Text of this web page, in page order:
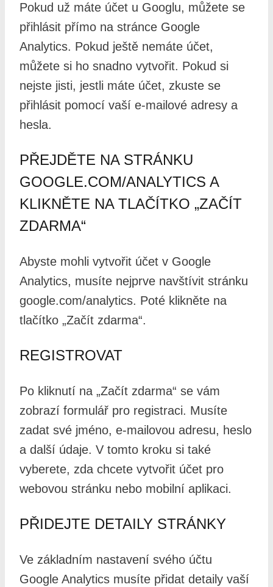
Pokud už máte účet u Googlu, můžete se
přihlásit přímo na stránce Google
Analytics. Pokud ještě nemáte účet,
můžete si ho snadno vytvořit. Pokud si
nejste jisti, jestli máte účet, zkuste se
přihlásit pomocí vaší e-mailové adresy a
hesla.
PŘEJDĚTE NA STRÁNKU
GOOGLE.COM/ANALYTICS A
KLIKNĚTE NA TLAČÍTKO „ZAČÍT
ZDARMA“
Abyste mohli vytvořit účet v Google
Analytics, musíte nejprve navštívit stránku
google.com/analytics. Poté klikněte na
tlačítko „Začít zdarma“.
REGISTROVAT
Po kliknutí na „Začít zdarma“ se vám
zobrazí formulář pro registraci. Musíte
zadat své jméno, e-mailovou adresu, heslo
a další údaje. V tomto kroku si také
vyberete, zda chcete vytvořit účet pro
webovou stránku nebo mobilní aplikaci.
PŘIDEJTE DETAILY STRÁNKY
Ve základním nastavení svého účtu
Google Analytics musíte přidat detaily vaší